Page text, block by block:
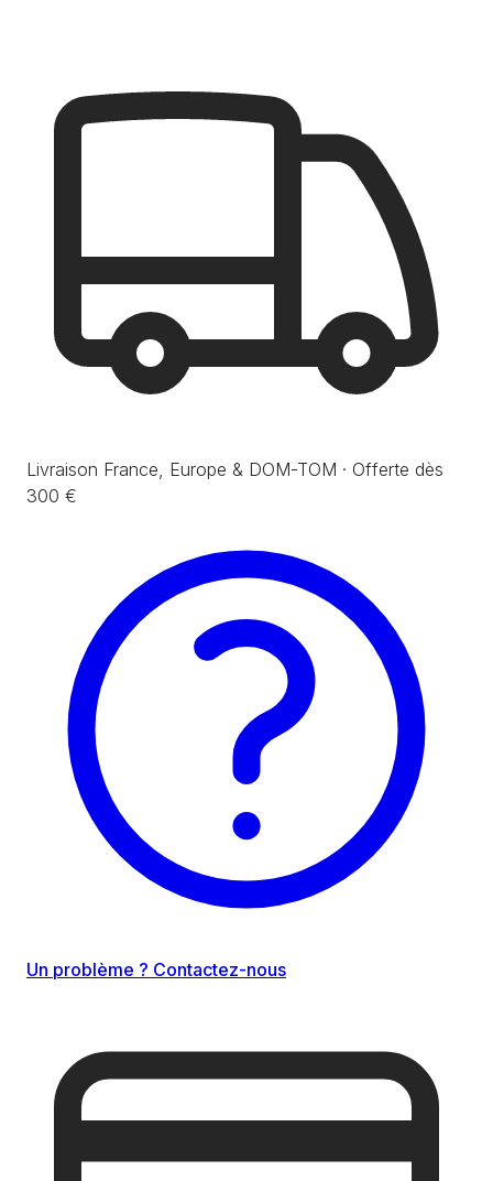
Livraison France, Europe & DOM-TOM · Offerte dès
300 €
Un problème ? Contactez-nous